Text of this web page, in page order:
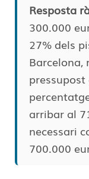
Resposta
300.000
27% dels
Barcelona,
pressupost
arribar al
necessari
700.000